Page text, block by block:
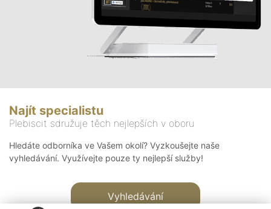
Najít specialistu
Plebiscit sdružuje těch nejlepších v oboru
Hledáte odborníka ve Vašem okolí? Vyzkoušejte naše
vyhledávání. Využívejte pouze ty nejlepší služby!
Vyhledávání